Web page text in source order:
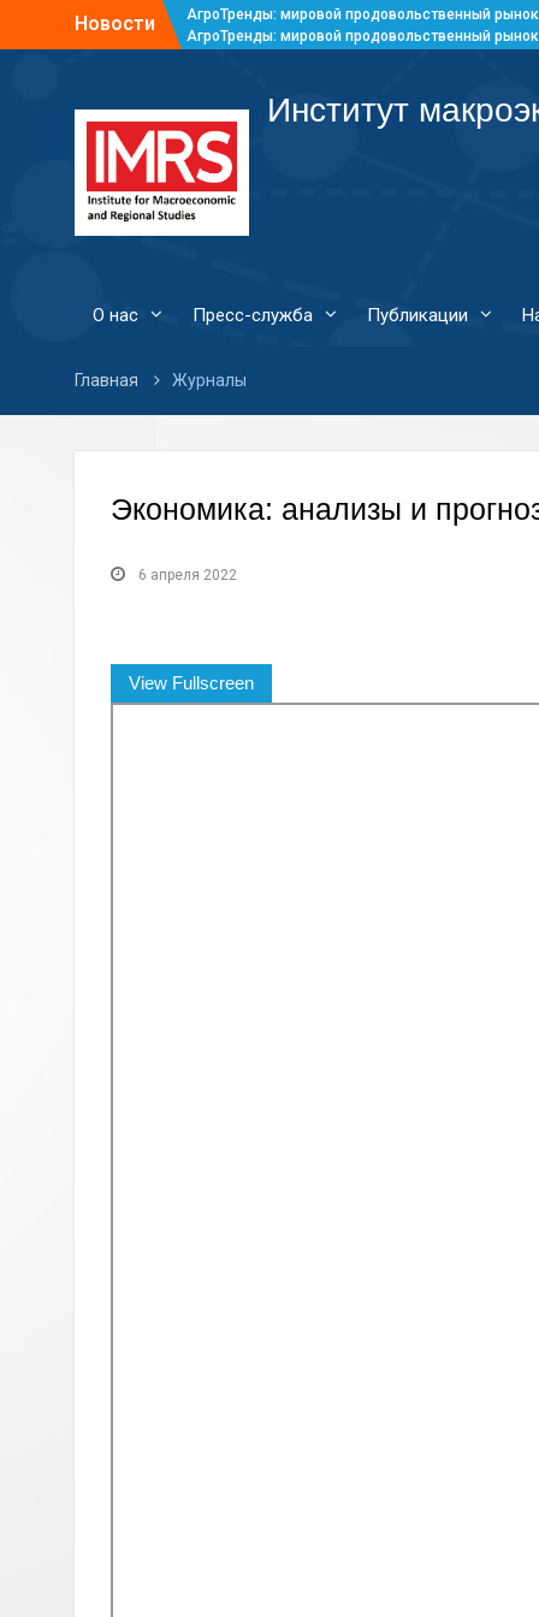
Новости
АгроТренды: мировой продовольственный
АгроТренды: мировой продовольственный
Институт
О нас Пресс-служба Публикации
Главная Журналы
Экономика: анализы и
6 апреля 2022
View Fullscreen